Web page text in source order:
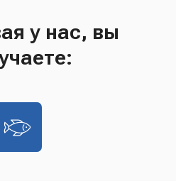
у нас, вы